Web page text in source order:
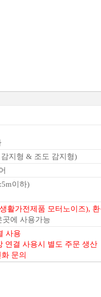
지형 & 조도 감지형)
이하)
활가전제품 모터노이즈),
곳에 사용가능
사용
연결 사용시 별도 주문 생산
문의